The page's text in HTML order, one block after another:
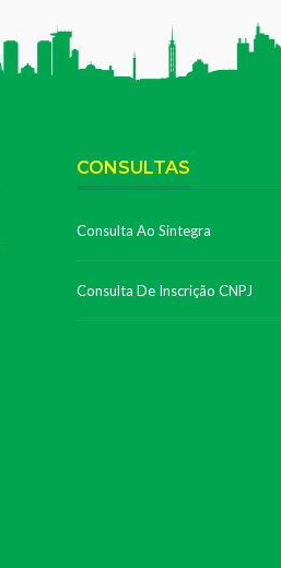
CONSULTAS
Consulta Ao Sintegra
Consulta De Inscrição CNPJ